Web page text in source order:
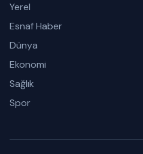
Yerel
Esnaf Haber
Dünya
Ekonomi
Sağlık
Spor